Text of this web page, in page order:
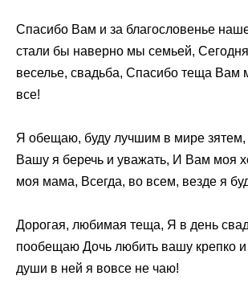
Спасибо Вам и за благословенье
стали бы наверно мы семьей,
веселье, свадьба, Спасибо теща Вам
все!
Я обещаю, буду лучшим в мире зятем,
Вашу я беречь и уважать, И Вам моя
моя мама, Всегда, во всем, везде я
Дорогая, любимая теща, Я в день
пообещаю Дочь любить вашу крепко
души в ней я вовсе не чаю!